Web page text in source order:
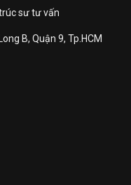
sư tư vấn
B, Quận 9, Tp.HCM